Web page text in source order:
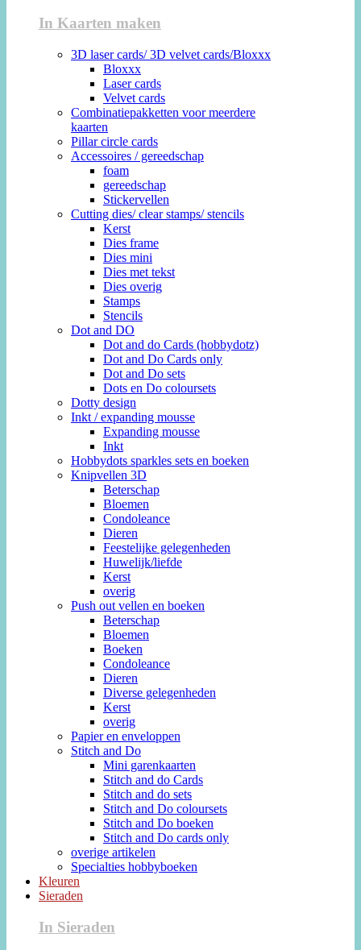
In Kaarten maken
3D laser cards/ 3D velvet cards/Bloxxx
Bloxxx
Laser cards
Velvet cards
Combinatiepakketten voor meerdere
kaarten
Pillar circle cards
Accessoires / gereedschap
foam
gereedschap
Stickervellen
Cutting dies/ clear stamps/ stencils
Kerst
Dies frame
Dies mini
Dies met tekst
Dies overig
Stamps
Stencils
Dot and DO
Dot and do Cards (hobbydotz)
Dot and Do Cards only
Dot and Do sets
Dots en Do coloursets
Dotty design
Inkt / expanding mousse
Expanding mousse
Inkt
Hobbydots sparkles sets en boeken
Knipvellen 3D
Beterschap
Bloemen
Condoleance
Dieren
Feestelijke gelegenheden
Huwelijk/liefde
Kerst
overig
Push out vellen en boeken
Beterschap
Bloemen
Boeken
Condoleance
Dieren
Diverse gelegenheden
Kerst
overig
Papier en enveloppen
Stitch and Do
Mini garenkaarten
Stitch and do Cards
Stitch and do sets
Stitch and Do coloursets
Stitch and Do boeken
Stitch and Do cards only
overige artikelen
Specialties hobbyboeken
Kleuren
Sieraden
In Sieraden